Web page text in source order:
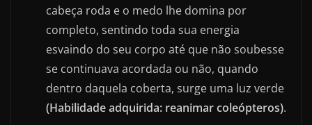
cabeça roda e o medo lhe domina por
completo, sentindo toda sua energia
esvaindo do seu corpo até que não soubesse
se continuava acordada ou não, quando
dentro daquela coberta, surge uma luz verde
(Habilidade adquirida: reanimar coleópteros).